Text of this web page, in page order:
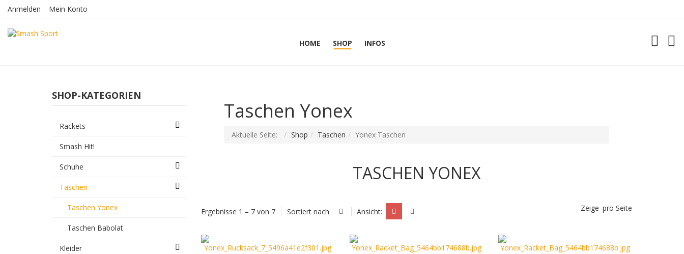
Anmelden Mein Konto
HOME SHOP INFOS
Taschen Yonex
Aktuelle Seite: Shop Taschen Yonex Taschen
TASCHEN YONEX
Ergebnisse 1 – 7 von 7 Sortiert nach Ansicht: Zeige pro Seite
SHOP-KATEGORIEN
Rackets
Smash Hit!
Schuhe
Taschen
Taschen Yonex
Taschen Babolat
Kleider